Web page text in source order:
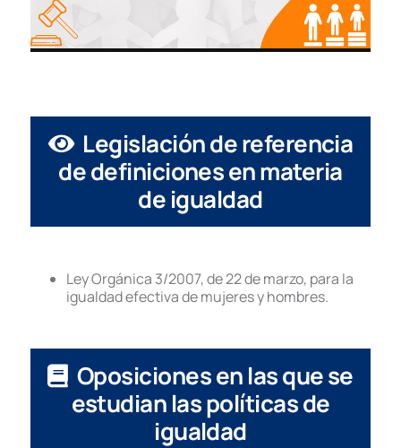
Legislación de referencia
de definiciones en materia
de igualdad
Ley Orgánica 3/2007, de 22 de marzo, para la
igualdad efectiva de mujeres y hombres.
Oposiciones en las que se
estudian las políticas de
igualdad